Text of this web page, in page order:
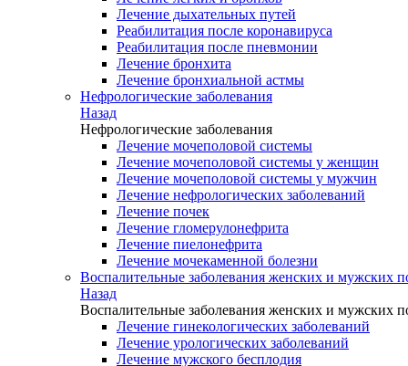
Лечение дыхательных путей
Реабилитация после коронавируса
Реабилитация после пневмонии
Лечение бронхита
Лечение бронхиальной астмы
Нефрологические заболевания
Назад
Нефрологические заболевания
Лечение мочеполовой системы
Лечение мочеполовой системы у женщин
Лечение мочеполовой системы у мужчин
Лечение нефрологических заболеваний
Лечение почек
Лечение гломерулонефрита
Лечение пиелонефрита
Лечение мочекаменной болезни
Воспалительные заболевания женских и мужских
Назад
Воспалительные заболевания женских и мужских
Лечение гинекологических заболеваний
Лечение урологических заболеваний
Лечение мужского бесплодия